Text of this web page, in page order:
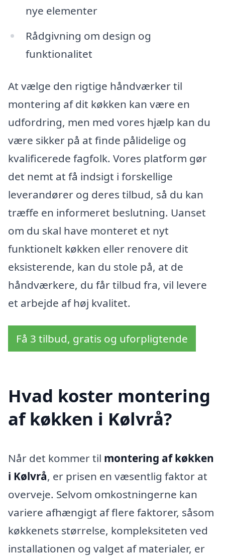
nye elementer
Rådgivning om design og
funktionalitet
At vælge den rigtige håndværker til
montering af dit køkken kan være en
udfordring, men med vores hjælp kan du
være sikker på at finde pålidelige og
kvalificerede fagfolk. Vores platform gør
det nemt at få indsigt i forskellige
leverandører og deres tilbud, så du kan
træffe en informeret beslutning. Uanset
om du skal have monteret et nyt
funktionelt køkken eller renovere dit
eksisterende, kan du stole på, at de
håndværkere, du får tilbud fra, vil levere
et arbejde af høj kvalitet.
Få 3 tilbud, gratis og uforpligtende
Hvad koster montering
af køkken i Kølvrå?
Når det kommer til montering af køkken
i Kølvrå, er prisen en væsentlig faktor at
overveje. Selvom omkostningerne kan
variere afhængigt af flere faktorer, såsom
køkkenets størrelse, kompleksiteten ved
installationen og valget af materialer, er